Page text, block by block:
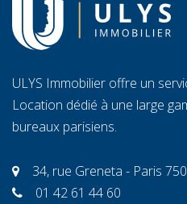
ULYS Immobilier offre un
Location dédié à une large
bureaux parisiens.
34, rue Greneta - Paris
01 42 61 44 60